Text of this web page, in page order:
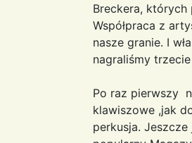
Breckera,
Współpraca z
nasze granie. I
nagraliśmy
Po raz pierwszy
klawiszowe ,jak
perkusja.